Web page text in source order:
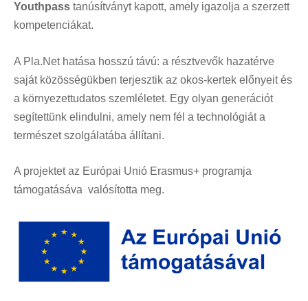
Youthpass tanúsítványt kapott, amely igazolja a szerzett
kompetenciákat.
A Pla.Net hatása hosszú távú: a résztvevők hazatérve
saját közösségükben terjesztik az okos-kertek előnyeit és
a környezettudatos szemléletet. Egy olyan generációt
segítettünk elindulni, amely nem fél a technológiát a
természet szolgálatába állítani.
A projektet az Európai Unió Erasmus+ programja
támogatásáva valósította meg.